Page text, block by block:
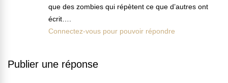
que des zombies qui répètent ce que d’autres ont
écrit….
Connectez-vous pour pouvoir répondre
Publier une réponse